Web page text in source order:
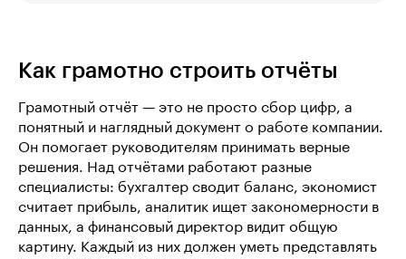
Как грамотно строить отчёты
Грамотный отчёт — это не просто сбор цифр, а
понятный и наглядный документ о работе компании.
Он помогает руководителям принимать верные
решения. Над отчётами работают разные
специалисты: бухгалтер сводит баланс, экономист
считает прибыль, аналитик ищет закономерности в
данных, а финансовый директор видит общую
картину. Каждый из них должен уметь представлять